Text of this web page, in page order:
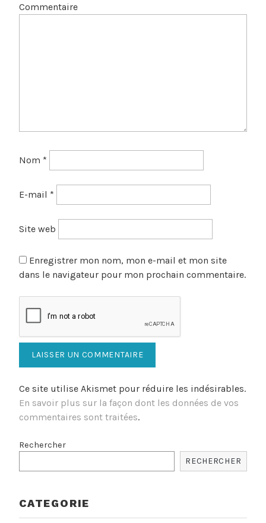
Commentaire
Nom *
E-mail *
Site web
Enregistrer mon nom, mon e-mail et mon site
dans le navigateur pour mon prochain commentaire.
Ce site utilise Akismet pour réduire les indésirables.
En savoir plus sur la façon dont les données de vos
commentaires sont traitées.
Rechercher
RECHERCHER
CATEGORIE